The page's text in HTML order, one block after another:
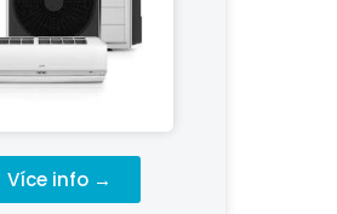
Více info →